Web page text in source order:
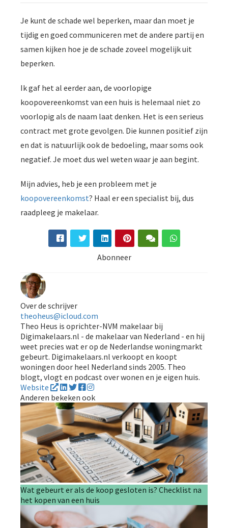
Je kunt de schade wel beperken, maar dan moet je
tijdig en goed communiceren met de andere partij en
samen kijken hoe je de schade zoveel mogelijk uit
beperken.
Ik gaf het al eerder aan, de voorlopige
koopovereenkomst van een huis is helemaal niet zo
voorlopig als de naam laat denken. Het is een serieus
contract met grote gevolgen. Die kunnen positief zijn
en dat is natuurlijk ook de bedoeling, maar soms ook
negatief. Je moet dus wel weten waar je aan begint.
Mijn advies, heb je een probleem met je
koopovereenkomst? Haal er een specialist bij, dus
raadpleeg je makelaar.
Abonneer
Over de schrijver
theoheus@icloud.com
Theo Heus is oprichter-NVM makelaar bij
Digimakelaars.nl - de makelaar van Nederland - en hij
weet precies wat er op de Nederlandse woningmarkt
gebeurt. Digimakelaars.nl verkoopt en koopt
woningen door heel Nederland sinds 2005. Theo
blogt, vlogt en podcast over wonen en je eigen huis.
Website
Anderen bekeken ook
Wat gebeurt er als de koop gesloten is? Checklist na
het kopen van een huis